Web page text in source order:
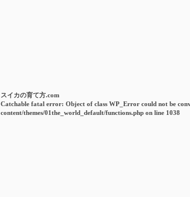
スイカの育て方.com
Catchable fatal error: Object of class WP_Error could not be
content/themes/01the_world_default/functions.php on line 1038